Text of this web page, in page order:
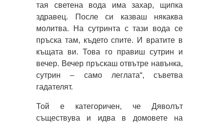
тая светена вода има захар, щипка
здравец. После си казваш някаква
молитва. На сутринта с тази вода се
пръска там, където спите. И вратите в
къщата ви. Това го правиш сутрин и
вечер. Вечер пръскаш отвътре навънка,
сутрин – само леглата“, съветва
гадателят.
Той е категоричен, че Дяволът
съществува и идва в домовете на